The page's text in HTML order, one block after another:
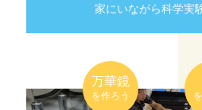
家にいながら科学実
万華鏡
を作ろう